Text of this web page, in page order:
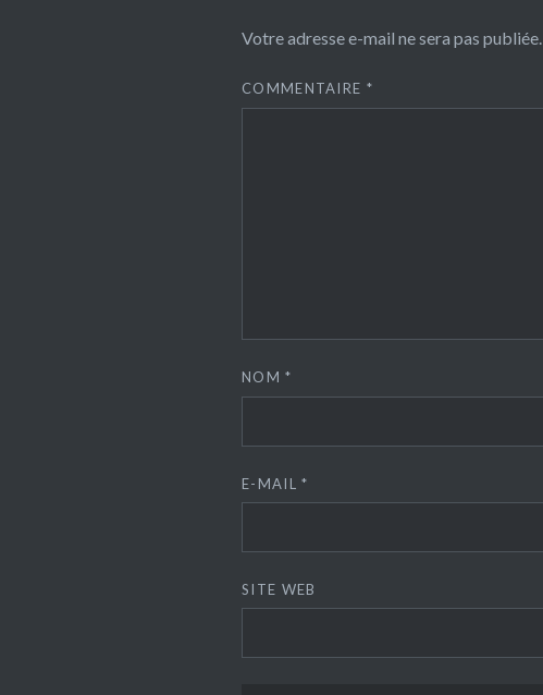
Votre adresse e-mail ne sera pas publiée.
COMMENTAIRE *
NOM*
E-MAIL*
SITE WEB